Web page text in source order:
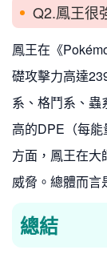
Q2.鳳王很
鳳王在《
礎攻擊力高達
系、格鬥系、
高的DPE（每
方面，鳳王在大
威脅。總體而言
總結